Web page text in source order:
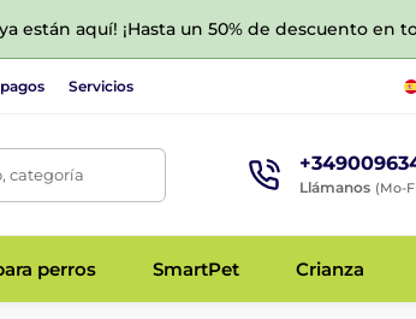
están aquí! ¡Hasta un 50% de descuento en
Servicios
categoría
Llámanos (Mo-
perros SmartPet Crianza